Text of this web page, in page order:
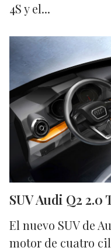
4S y el...
SUV Audi Q2
El nuevo SUV de
motor de cuatro